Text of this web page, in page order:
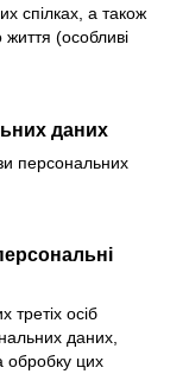
спілках, а також
(особливі
даних
персональних
осіб
даних,
обробку цих